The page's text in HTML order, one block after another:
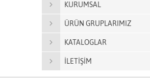
KURUMSAL
ÜRÜN GRUPLARIMIZ
KATALOGLAR
İLETİŞİM